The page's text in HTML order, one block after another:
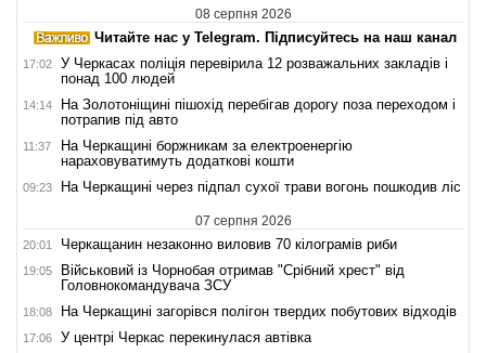
08 серпня 2026
Читайте нас у Telegram. Підписуйтесь на наш канал
17:02
У Черкасах поліція перевірила 12 розважальних закладів і
понад 100 людей
14:14
На Золотоніщині пішохід перебігав дорогу поза переходом і
потрапив під авто
11:37
На Черкащині боржникам за електроенергію
нараховуватимуть додаткові кошти
09:23 На Черкащині через підпал сухої трави вогонь пошкодив ліс
07 серпня 2026
20:01 Черкащанин незаконно виловив 70 кілограмів риби
19:05
Військовий із Чорнобая отримав "Срібний хрест" від
Головнокомандувача ЗСУ
18:08 На Черкащині загорівся полігон твердих побутових відходів
17:06 У центрі Черкас перекинулася автівка